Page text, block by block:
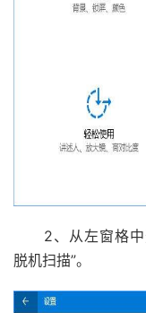
2、从左窗格中
脱机扫描”。